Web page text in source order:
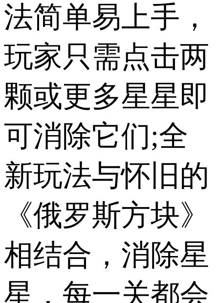
法简单易上手，
玩家只需点击两
颗或更多星星即
可消除它们;全
新玩法与怀旧的
《俄罗斯方块》
相结合，消除星
星，每一关都会